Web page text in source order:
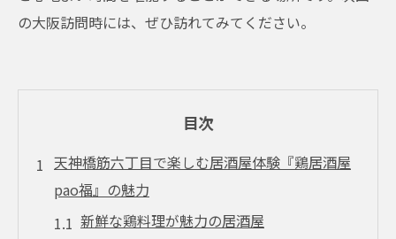
の大阪訪問時には、ぜひ訪れてみてください。
目次
天神橋筋六丁目で楽しむ居酒屋体験『鶏居酒屋
pao福』の魅力
新鮮な鶏料理が魅力の居酒屋